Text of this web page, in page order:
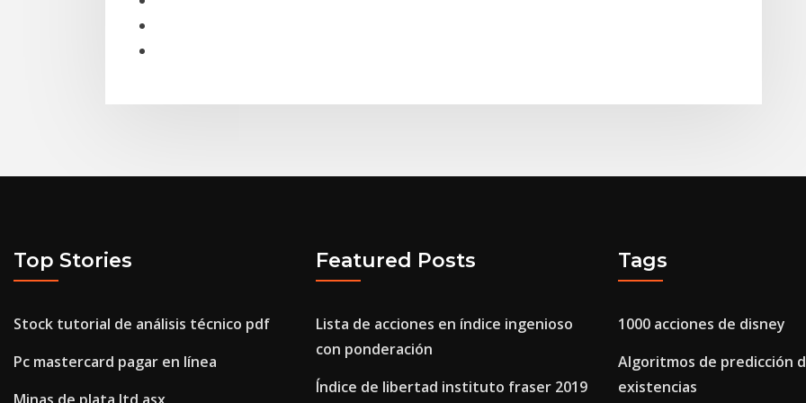
Top Stories
Stock tutorial de análisis técnico pdf
Pc mastercard pagar en línea
Featured Posts
Lista de acciones en índice ingenioso
con ponderación
Índice de libertad instituto fraser 2019
Tags
1000 acciones de disney
Algoritmos de predicción
existencias